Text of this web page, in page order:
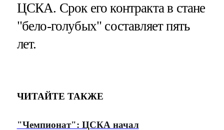
ЦСКА. Срок его контракта в стане
"бело-голубых" составляет пять
лет.
ЧИТАЙТЕ ТАКЖЕ
"Чемпионат": ЦСКА начал